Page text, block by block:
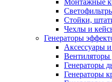
Монтажные
Стойки,
Чехлы и
Генераторы
Аксессуары
Вентиляторы
Генераторы
Генераторы